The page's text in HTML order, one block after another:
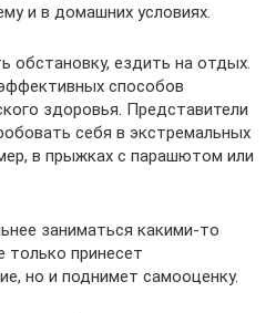
и в домашних условиях.
обстановку, ездить на отдых.
способов
здоровья. Представители
себя в экстремальных
в прыжках с парашютом или
заниматься какими-то
только принесет
но и поднимет самооценку.